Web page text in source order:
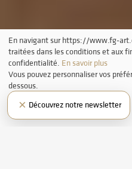
× Découvrez notre newsletter
En navigant sur https://www.fg-
traitées dans les conditions et aux
confidentialité. En savoir plus
Vous pouvez personnaliser vos
dessous.
Laissez-moi choisir